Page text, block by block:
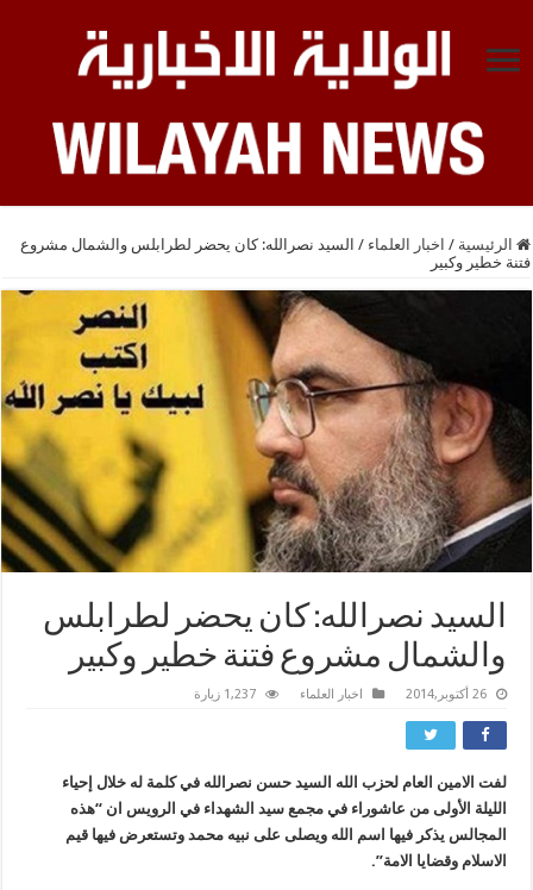
الرئيسية / اخبار العلماء / السيد نصرالله: كان يحضر لطرابلس والشمال مشروع
فتنة خطير وكبير
السيد نصرالله: كان يحضر لطرابلس
والشمال مشروع فتنة خطير وكبير
26 أكتوبر,2014 اخبار العلماء 1,237 زيارة
لفت الامين العام لحزب الله السيد حسن نصرالله في كلمة له خلال إحياء
الليلة الأولى من عاشوراء في مجمع سيد الشهداء في الرويس ان “هذه
المجالس يذكر فيها اسم الله ويصلى على نبيه محمد وتستعرض فيها قيم
الاسلام وقضايا الامة”.